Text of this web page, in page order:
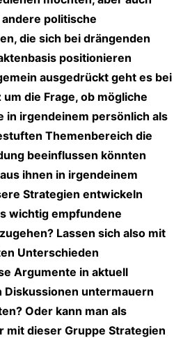
politische
die sich bei drängenden
positionieren
ausgedrückt geht es bei
um die Frage, ob mögliche
in irgendeinem persönlich als
Themenbereich die
beeinflussen könnten
ihnen in irgendeinem
Strategien entwickeln
wichtig empfundene
Lassen sich also mit
Unterschieden
Argumente in aktuell
Diskussionen untermauern
Oder kann man als
mit dieser Gruppe Strategien